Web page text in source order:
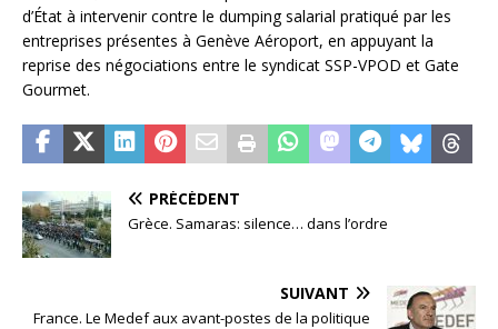
d’État à intervenir contre le dumping salarial pratiqué par les
entreprises présentes à Genève Aéroport, en appuyant la
reprise des négociations entre le syndicat SSP-VPOD et Gate
Gourmet.
PRÉCÉDENT
Grèce. Samaras: silence… dans l’ordre
SUIVANT
France. Le Medef aux avant-postes de la politique